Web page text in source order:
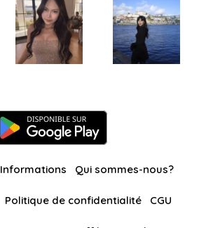
Informations Qui sommes-nous?
Politique de confidentialité CGU